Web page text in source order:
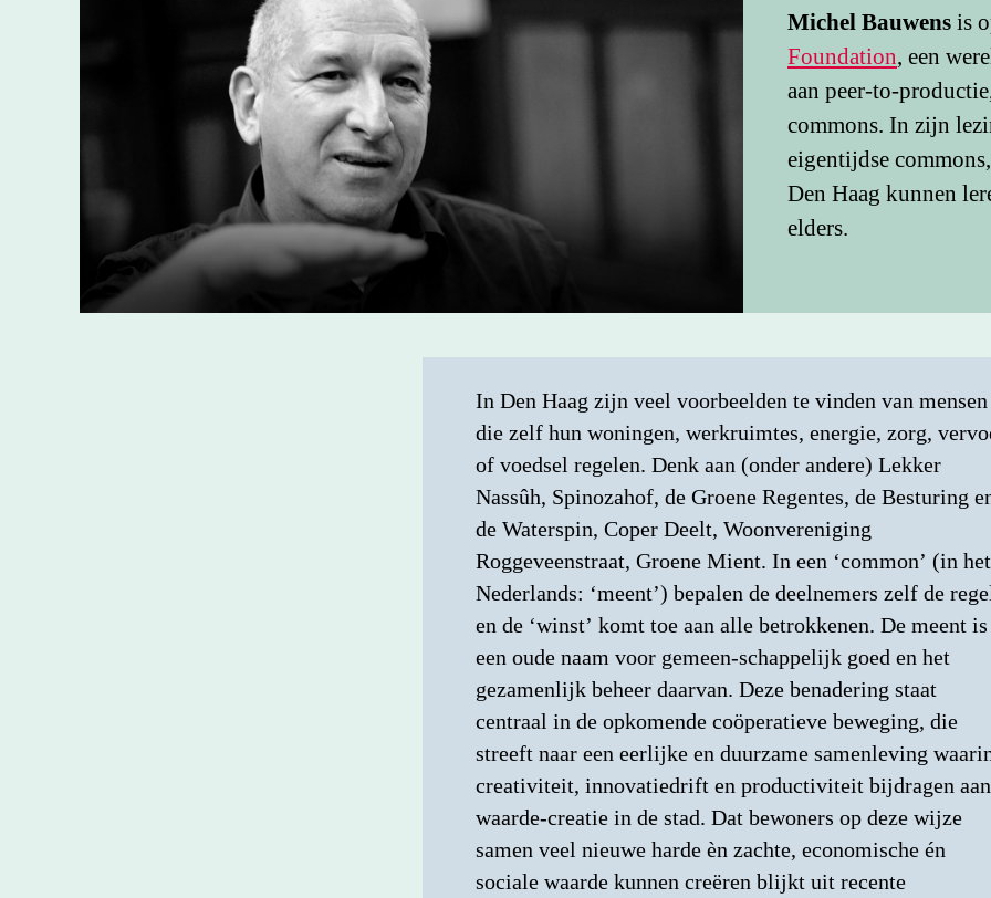
Michel Bauwensis
Foundation, een
aan peer-to-
commons. In zijn
eigentijdse
Den Haag kunnen
elders.
In Den Haag zijn veel voorbeelden te vinden van mensen
die zelf hun woningen, werkruimtes, energie, zorg,
of voedsel regelen. Denk aan (onder andere) Lekker
Nassûh, Spinozahof, de Groene Regentes, de Besturing
de Waterspin, Coper Deelt, Woonvereniging
Roggeveenstraat, Groene Mient. In een ‘common’ (in het
Nederlands: ‘meent’) bepalen de deelnemers zelf de
en de ‘winst’ komt toe aan alle betrokkenen. De meent is
een oude naam voor gemeen-schappelijk goed en het
gezamenlijk beheer daarvan. Deze benadering staat
centraal in de opkomende coöperatieve beweging, die
streeft naar een eerlijke en duurzame samenleving
creativiteit, innovatiedrift en productiviteit bijdragen aan
waarde-creatie in de stad. Dat bewoners op deze wijze
samen veel nieuwe harde èn zachte, economische én
sociale waarde kunnen creëren blijkt uit recente